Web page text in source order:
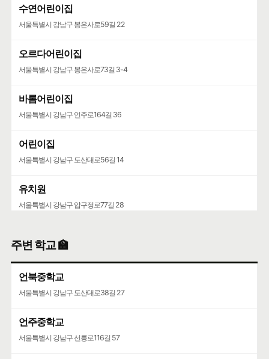
수연어린이집
서울특별시 강남구 봉은사로59길 22
오르다어린이집
서울특별시 강남구 봉은사로73길 3-4
바롬어린이집
서울특별시 강남구 언주로164길 36
어린이집
서울특별시 강남구 도산대로56길 14
유치원
서울특별시 강남구 압구정로77길 28
주변 학교 🏫
언북중학교
서울특별시 강남구 도산대로38길 27
언주중학교
서울특별시 강남구 선릉로116길 57